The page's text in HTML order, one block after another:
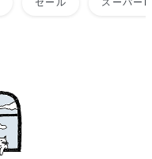
セール スーパー